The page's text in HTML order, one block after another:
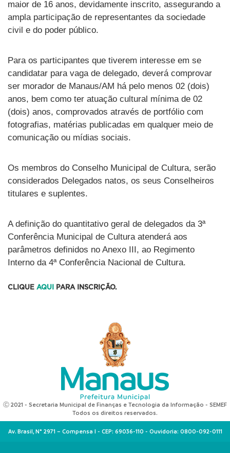
maior de 16 anos, devidamente inscrito, assegurando a
ampla participação de representantes da sociedade
civil e do poder público.
Para os participantes que tiverem interesse em se
candidatar para vaga de delegado, deverá comprovar
ser morador de Manaus/AM há pelo menos 02 (dois)
anos, bem como ter atuação cultural mínima de 02
(dois) anos, comprovados através de portfólio com
fotografias, matérias publicadas em qualquer meio de
comunicação ou mídias sociais.
Os membros do Conselho Municipal de Cultura, serão
considerados Delegados natos, os seus Conselheiros
titulares e suplentes.
A definição do quantitativo geral de delegados da 3ª
Conferência Municipal de Cultura atenderá aos
parâmetros definidos no Anexo III, ao Regimento
Interno da 4ª Conferência Nacional de Cultura.
CLIQUE AQUI PARA INSCRIÇÃO.
Ⓒ 2021 - Secretaria Municipal de Finanças e Tecnologia da Informação - SEMEF
Todos os direitos reservados.
Av. Brasil, N° 2971 – Compensa I - CEP: 69036-110 - Ouvidoria: 0800-092-0111